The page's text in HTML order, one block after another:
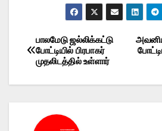
Post
navigation
பாலமேடு ஜல்லிக்கட்டு
போட்டியில் பிரபாகர்
முதலிடத்தில் உள்ளார்